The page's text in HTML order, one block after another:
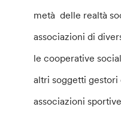
metà delle realtà
associazioni di
le cooperative
altri soggetti
associazioni